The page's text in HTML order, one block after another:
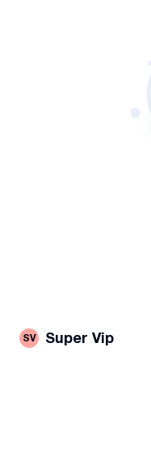
SV Super Vip